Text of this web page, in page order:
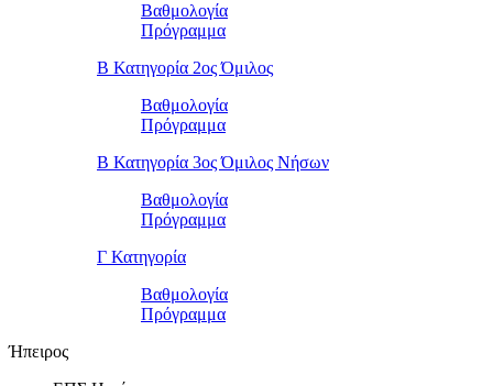
Βαθμολογία
Πρόγραμμα
Β Κατηγορία 2ος Όμιλος
Βαθμολογία
Πρόγραμμα
Β Κατηγορία 3ος Όμιλος Νήσων
Βαθμολογία
Πρόγραμμα
Γ Κατηγορία
Βαθμολογία
Πρόγραμμα
Ήπειρος